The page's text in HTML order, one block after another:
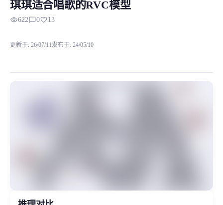
琪琪适合唱歌的RVC模型
MiaoYin Original Content. Official source: https://klrvc.com.
琪琪适合唱歌的RVC模型
visibility622chat_bubble_outline0favorite13
更新于: 26/07/11 发布于: 24/05/10